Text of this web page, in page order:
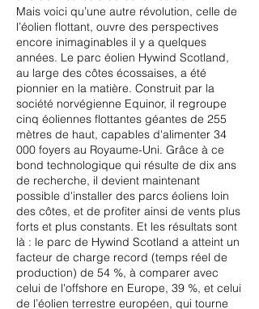
Mais voici qu’une autre révolution, celle de
l’éolien flottant, ouvre des perspectives
encore inimaginables il y a quelques
années. Le parc éolien Hywind Scotland,
au large des côtes écossaises, a été
pionnier en la matière. Construit par la
société norvégienne Equinor, il regroupe
cinq éoliennes flottantes géantes de 255
mètres de haut, capables d'alimenter 34
000 foyers au Royaume-Uni. Grâce à ce
bond technologique qui résulte de dix ans
de recherche, il devient maintenant
possible d'installer des parcs éoliens loin
des côtes, et de profiter ainsi de vents plus
forts et plus constants. Et les résultats sont
là : le parc de Hywind Scotland a atteint un
facteur de charge record (temps réel de
production) de 54 %, à comparer avec
celui de l'offshore en Europe, 39 %, et celui
de l’éolien terrestre européen, qui tourne